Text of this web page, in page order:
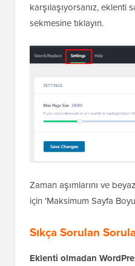
karşılaşıyorsanız, eklenti
sekmesine tıklayın.
Zaman aşımlarını ve
için 'Maksimum Sayfa
Sıkça Sorulan
Eklenti olmadan